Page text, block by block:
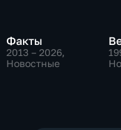
Факты
2013 – 2026,
Новостные